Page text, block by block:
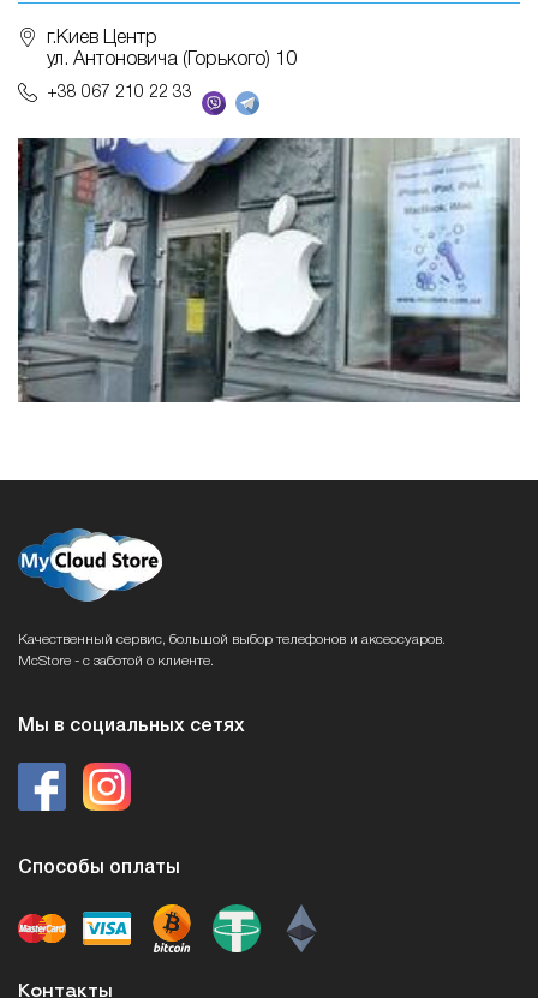
г.Киев Центр
ул. Антоновича (Горького) 10
+38 067 210 22 33
Качественный сервис, большой выбор телефонов и аксессуаров.
McStore - с заботой о клиенте.
Мы в социальных сетях
Способы оплаты
Контакты